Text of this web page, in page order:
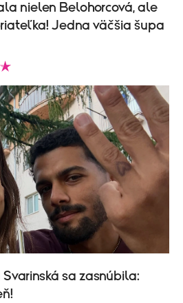
nielen Belohorcová, ale
Jedna väčšia šupa
sa zasnúbila: